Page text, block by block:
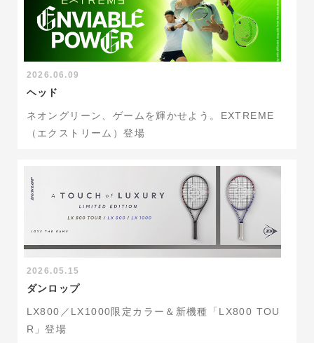
2026.06.09
ヘッド
ネオングリーン、ゲームを輝かせよう。EXTREME
（エクストリーム）登場
2026.05.15
ダンロップ
LX800／LX1000限定カラー＆新機種「LX800 TOU
R」登場